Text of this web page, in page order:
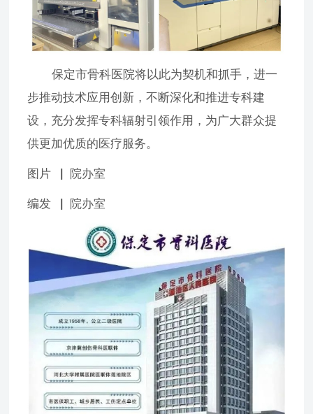
保定市骨科医院将以此为契机和抓手，进一
步推动技术应用创新，不断深化和推进专科建
设，充分发挥专科辐射引领作用，为广大群众提
供更加优质的医疗服务。
图片▕ 院办室
编发▕ 院办室